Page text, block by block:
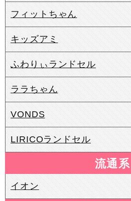
フィットちゃん
キッズアミ
ふわりぃランドセル
ララちゃん
VONDS
LIRICOランドセル
流通系
イオン